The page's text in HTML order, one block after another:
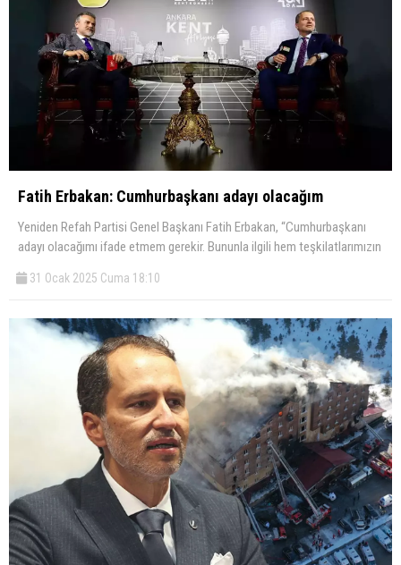
Fatih Erbakan: Cumhurbaşkanı adayı olacağım
Yeniden Refah Partisi Genel Başkanı Fatih Erbakan, “Cumhurbaşkanı
adayı olacağımı ifade etmem gerekir. Bununla ilgili hem teşkilatlarımızın
31 Ocak 2025 Cuma 18:10